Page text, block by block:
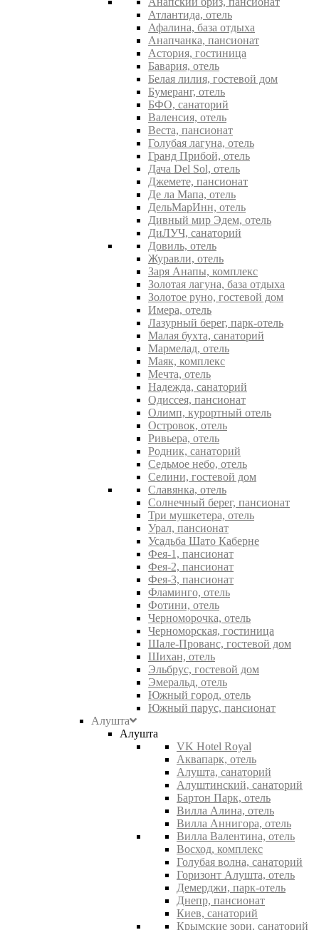
Атлантида, отель
Афалина, база отдыха
Анапчанка, пансионат
Астория, гостиница
Бавария, отель
Белая лилия, гостевой дом
Бумеранг, отель
БФО, санаторий
Валенсия, отель
Веста, пансионат
Голубая лагуна, отель
Гранд Прибой, отель
Дача Del Sol, отель
Джемете, пансионат
Де ла Мапа, отель
ДельМарИнн, отель
Дивный мир Эдем, отель
ДиЛУЧ, санаторий
Довиль, отель
Журавли, отель
Заря Анапы, комплекс
Золотая лагуна, база отдыха
Золотое руно, гостевой дом
Имера, отель
Лазурный берег, парк-отель
Малая бухта, санаторий
Мармелад, отель
Маяк, комплекс
Мечта, отель
Надежда, санаторий
Одиссея, пансионат
Олимп, курортный отель
Островок, отель
Ривьера, отель
Родник, санаторий
Седьмое небо, отель
Селини, гостевой дом
Славянка, отель
Солнечный берег, пансионат
Три мушкетера, отель
Урал, пансионат
Усадьба Шато Каберне
Фея-1, пансионат
Фея-2, пансионат
Фея-3, пансионат
Фламинго, отель
Фотини, отель
Черноморочка, отель
Черноморская, гостиница
Шале-Прованс, гостевой дом
Шихан, отель
Эльбрус, гостевой дом
Эмеральд, отель
Южный город, отель
Южный парус, пансионат
Алушта
Алушта
VK Hotel Royal
Аквапарк, отель
Алушта, санаторий
Алуштинский, санаторий
Бартон Парк, отель
Вилла Алина, отель
Вилла Аннигора, отель
Вилла Валентина, отель
Восход, комплекс
Голубая волна, санаторий
Горизонт Алушта, отель
Демерджи, парк-отель
Днепр, пансионат
Киев, санаторий
Крымские зори, санаторий